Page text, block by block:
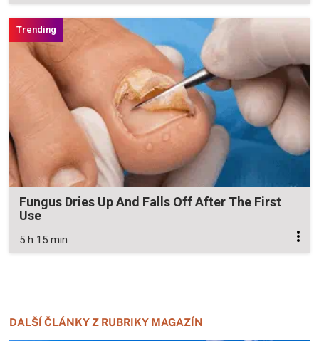
Fungus Dries Up And Falls Off After The First
Use
5 h 15 min
DALŠÍ ČLÁNKY Z RUBRIKY MAGAZÍN